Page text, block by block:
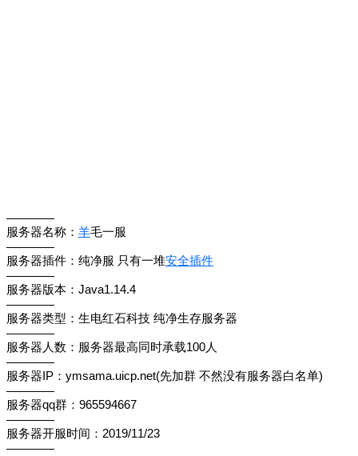
————
服务器名称： 羊毛一服
————
服务器插件：纯净服 只有一堆安全插件
————
服务器版本：Java1.14.4
————
服务器类型：生电红石科技 纯净生存服务器
————
服务器人数：服务器最高同时承载100人
————
服务器IP：ymsama.uicp.net(先加群 不然没有服务器白名单)
————
服务器qq群：965594667
————
服务器开服时间：2019/11/23
————